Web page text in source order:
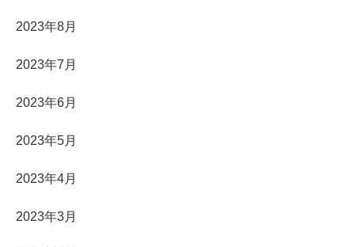
2023年8月
2023年7月
2023年6月
2023年5月
2023年4月
2023年3月